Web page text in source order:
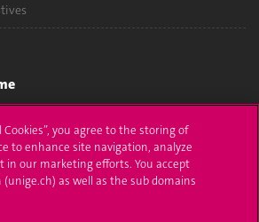
Cookies”, you agree to the storing of
to enhance site navigation, analyze
in our marketing efforts. You accept
as well as the sub domains